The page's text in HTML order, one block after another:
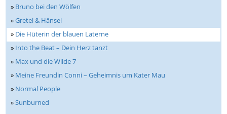
» Bruno bei den Wölfen
»Gretel & Hänsel
» Die Hüterin der blauen Laterne
» Into the Beat – Dein Herz tanzt
» Max und die Wilde 7
» Meine Freundin Conni – Geheimnis um Kater Mau
» Normal People
»Sunburned